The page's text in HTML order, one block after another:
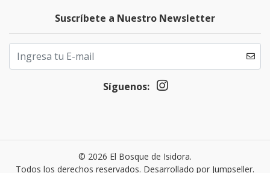
Suscríbete a Nuestro Newsletter
Síguenos:
© 2026 El Bosque de Isidora.
Todos los derechos reservados. Desarrollado por Jumpseller.